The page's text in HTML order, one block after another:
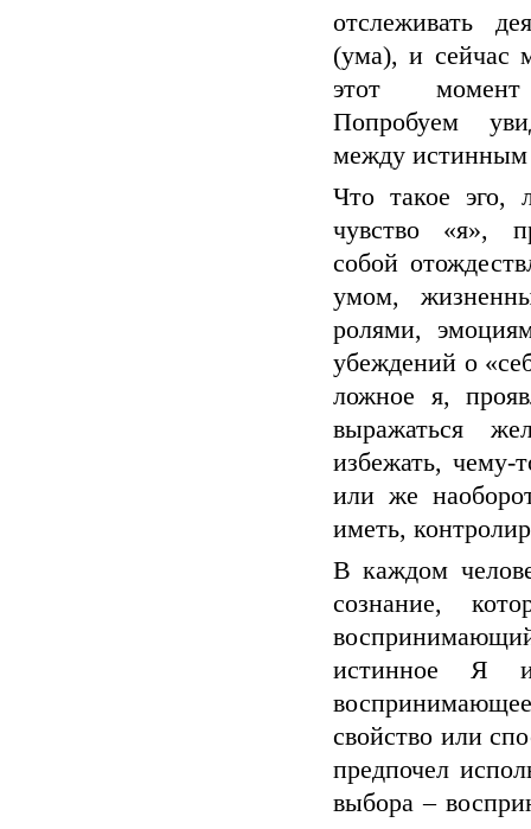
отслеживать
(ума), и сейчас
этот момент
Попробуем
между
Что такое эго,
чувство «я»,
собой
умом,
ролями,
убеждений о
ложное я,
выражаться
избежать, чему-
или же
иметь,
В каждом
сознание,
истинное Я и
свойство или
предпочел
выбора –